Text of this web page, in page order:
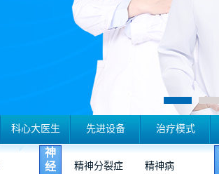
科心大医生 先进设备 治疗模式
神
经
精神分裂症
精神病